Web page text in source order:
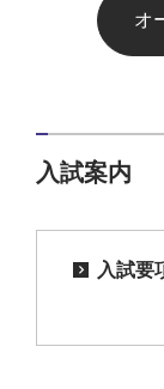
オ
入試案内
入試要